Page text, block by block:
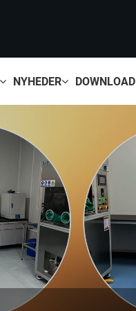
NYHEDER DOWNLOAD